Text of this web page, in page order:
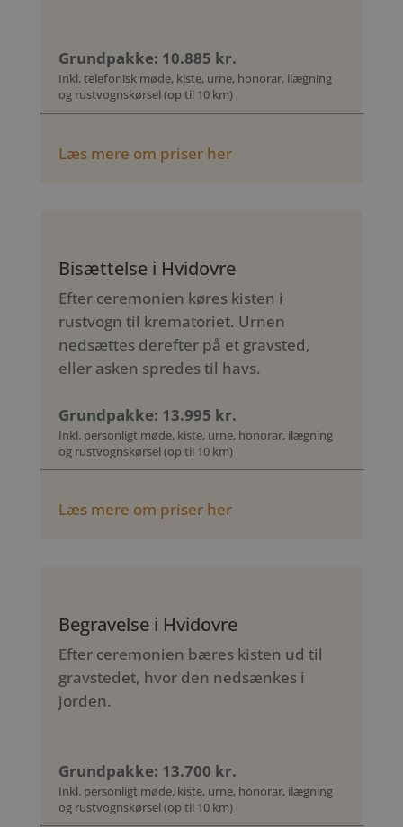
Grundpakke: 10.885 kr.
Inkl. telefonisk møde, kiste, urne, honorar, ilægning
og rustvognskørsel (op til 10 km)
Læs mere om priser her
Bisættelse i Hvidovre
Efter ceremonien køres kisten i
rustvogn til krematoriet. Urnen
nedsættes derefter på et gravsted,
eller asken spredes til havs.
Grundpakke: 13.995 kr.
Inkl. personligt møde, kiste, urne, honorar, ilægning
og rustvognskørsel (op til 10 km)
Læs mere om priser her
Begravelse i Hvidovre
Efter ceremonien bæres kisten ud til
gravstedet, hvor den nedsænkes i
jorden.
Grundpakke: 13.700 kr.
Inkl. personligt møde, kiste, urne, honorar, ilægning
og rustvognskørsel (op til 10 km)